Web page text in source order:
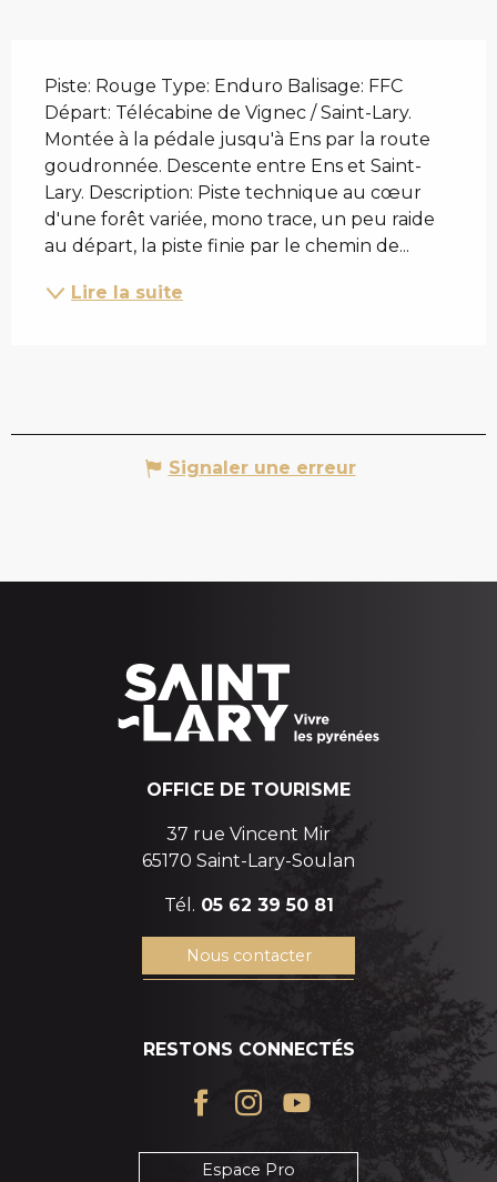
Piste: Rouge Type: Enduro Balisage: FFC
Départ: Télécabine de Vignec / Saint-Lary.
Montée à la pédale jusqu'à Ens par la route
goudronnée. Descente entre Ens et Saint-
Lary. Description: Piste technique au cœur
d'une forêt variée, mono trace, un peu raide
au départ, la piste finie par le chemin de...
Lire la suite
Signaler une erreur
OFFICE DE TOURISME
37 rue Vincent Mir
65170 Saint-Lary-Soulan
Tél. 05 62 39 50 81
Nous contacter
RESTONS CONNECTÉS
Espace Pro